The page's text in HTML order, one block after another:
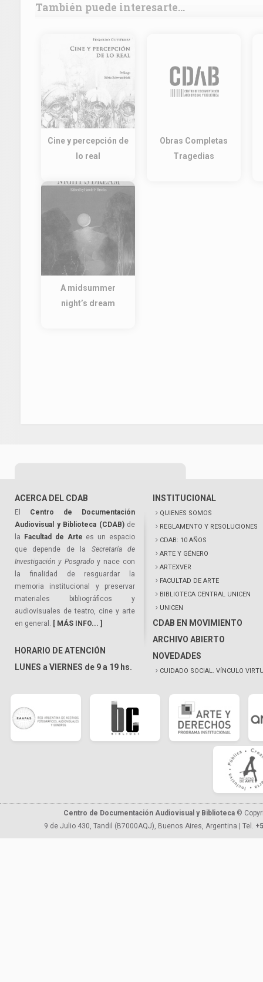
También puede interesarte...
Cine y percepción de
lo real
Obras Completas
Tragedias
A midsummer
night’s dream
ACERCA DEL CDAB
El Centro de Documentación
Audiovisual y Biblioteca (CDAB)de
la
Facultad de Arte es un espacio
que depende de la Secretaría de
Investigación y Posgrado y nace con
la finalidad de resguardar la
memoria institucional y preservar
materiales bibliográficos y
audiovisuales de teatro, cine y arte
en general. [ MÁS INFO... ]
HORARIO DE ATENCIÓN
LUNES a VIERNES de 9 a 19 hs.
INSTITUCIONAL
QUIENES SOMOS
REGLAMENTO Y RESOLUCIONES
CDAB: 10 AÑOS
ARTE Y GÉNERO
ARTEXVER
FACULTAD DE ARTE
BIBLIOTECA CENTRAL UNICEN
UNICEN
CDAB EN MOVIMIENTO
ARCHIVO ABIERTO
NOVEDADES
CUIDADO SOCIAL. VÍNCULO
Centro de Documentación Audiovisual y Biblioteca ©
9 de Julio 430, Tandil (B7000AQJ), Buenos Aires, Argentina | Tel.